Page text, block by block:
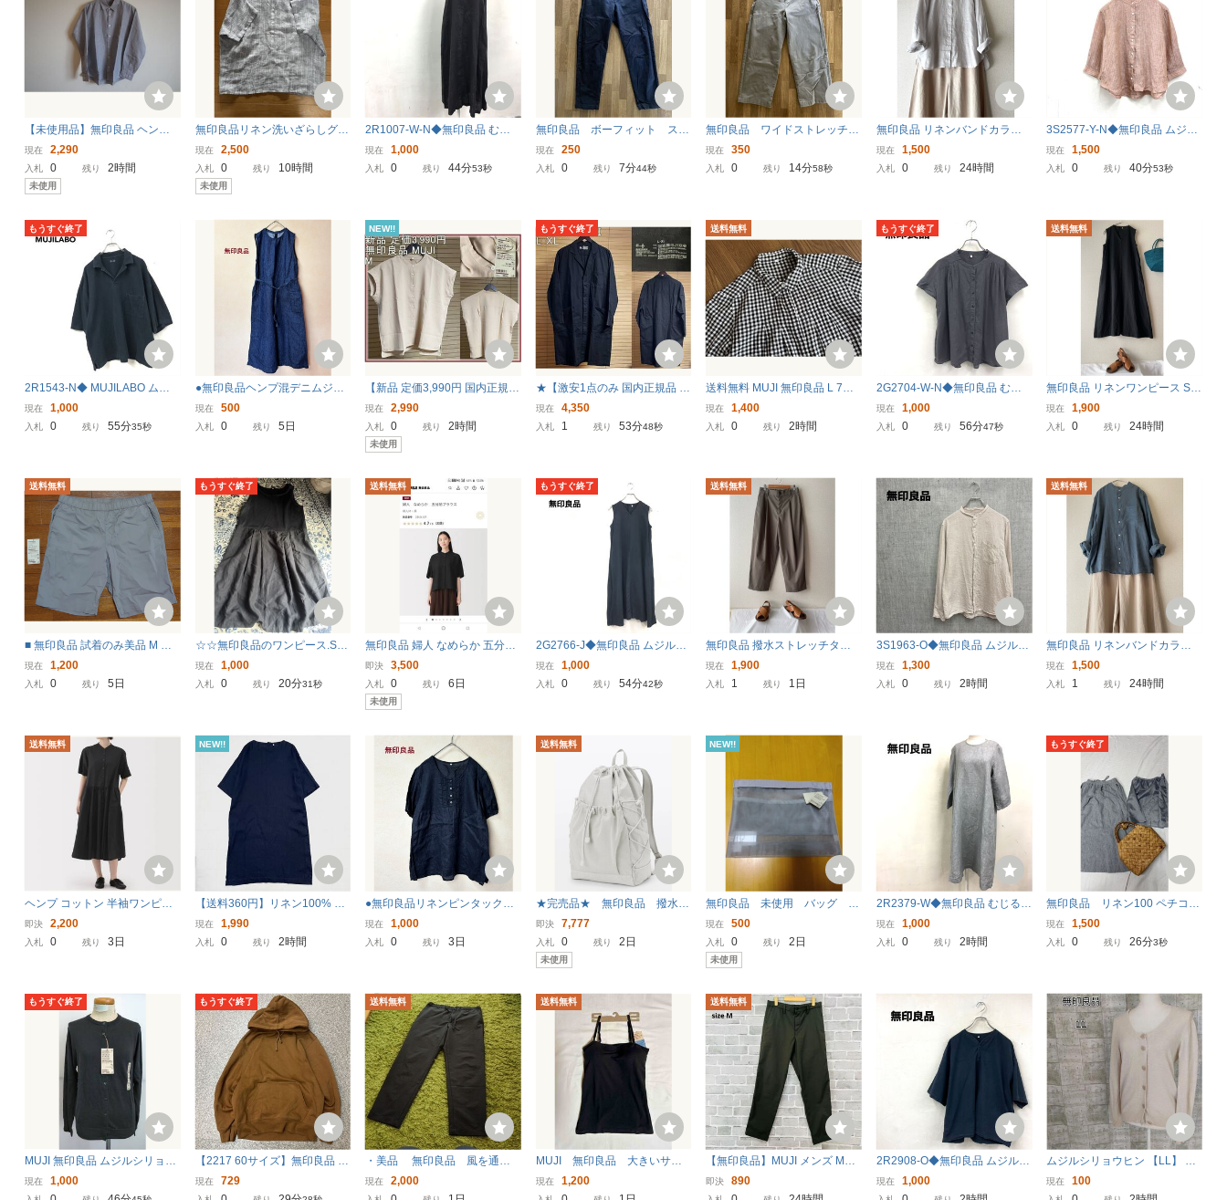
【未使用品】無印良品 ヘンプ
コットン 長袖シャツ 紳士 ネイ
ビーストライプ Lサイズ/送料込
み
現在 2,290
入札 0 残り 2時間
未使用
無印良品リネン洗いざらしグレ
ーXL未使用
現在 2,500
入札 0 残り 10時間
未使用
2R1007-W-N◆無印良品 むじ
るしりょうひん リネン ノース
リーブワンピース 裏地無し ポ
現在 1,000
入札 0 残り 44分52秒
無印良品 ボーフィット スト
レッチ チノ 黒 Ｌサイズ
現在 250
入札 0 残り 7分43秒
無印良品 ワイドストレッチ
チノ ブラウン系 Ｌサイズ
現在 350
入札 0 残り 14分57秒
無印良品 リネンバンドカラー
シャツ XL☆送料無料☆
現在 1,500
入札 0 残り 24時間
3S2577-Y-N◆無印良品 ムジル
シリョウヒン バンドカラーリ
ネンシャツ 七分袖ブラウス ス
現在 1,500
入札 0 残り 40分52秒
もうすぐ終了
2R1543-N◆ MUJILABO ムジ
ラボ 無印良品 半袖ポロシャツ
鹿子 ゆったり ◆ sizeS~M ブラ
現在 1,000
入札 0 残り 55分34秒
●無印良品ヘンプ混デニムジャ
ンプスーツL●オールインワンパ
ンツつなぎ
現在 500
入札 0 残り 5日
NEW!!
【新品 定価3,990円 国内正規
品】無印良品 MUJl 風を通す フ
レンチスリーブ ブラウス レデ
ィース S ライトオレンジ ポリ
エステル100%
現在 2,990
入札 0 残り 2時間
未使用
もうすぐ終了
★【激安1点のみ 国内正規品 A
DC04A1S 定価6,990円】無印
良品 MUJl インド綿 デニム コ
現在 4,350
入札 1 残り 53分47秒
送料無料
送料無料 MUJI 無印良品 L 7分
袖 ギンガムチェック 比翼ボタ
ン シャツ 綿 麻 ガーゼ素材 黒×
現在 1,400
入札 0 残り 2時間
もうすぐ終了
2G2704-W-N◆無印良品 むじ
るしりょうひん ブラウス ノー
カラー フレンチスリーブ 薄手
現在 1,000
入札 0 残り 56分46秒
送料無料
無印良品 リネンワンピース S
☆送料無料☆
現在 1,900
入札 0 残り 24時間
送料無料
■ 無印良品 試着のみ美品 M イ
ージーショートパンツ ■
現在 1,200
入札 0 残り 5日
もうすぐ終了
☆☆無印良品のワンピース.S☆
☆ ブラック☆
現在 1,000
入札 0 残り 20分30秒
送料無料
無印良品 婦人 なめらか 五分袖
ブラウス
即決 3,500
入札 0 残り 6日
未使用
もうすぐ終了
2G2766-J◆無印良品 ムジルシ
リョウヒン リネンノースリー
ブワンピース◆ネイビー サイ
現在 1,000
入札 0 残り 54分41秒
送料無料
無印良品 撥水ストレッチタッ
クワイドパンツ M ☆送料無料
☆
現在 1,900
入札 1 残り 1日
3S1963-O◆無印良品 ムジルシ
リョウヒン 長袖リネンシャツ
無地 バンドカラー メンズ◆siz
現在 1,300
入札 0 残り 2時間
送料無料
無印良品 リネンバンドカラー
シャツ ☆送料無料☆
現在 1,500
入札 1 残り 24時間
送料無料
ヘンプ コットン 半袖ワンピー
ス 無印良品 MUJI 黒 麻 ワンピ
ース 羽織り
即決 2,200
入札 0 残り 3日
NEW!!
【送料360円】リネン100% 無
印良品 フレンチリネン 洗いざ
らし七分袖ワンピース MUJI レ
現在 1,990
入札 0 残り 2時間
●無印良品リネンピンタックブ
ラウスL黒●プルオーバー麻10
0％半袖
現在 1,000
入札 0 残り 3日
送料無料
★完売品★ 無印良品 撥水
リップストップ リュックサッ
ク ライトグレー 新品
即決 7,777
入札 0 残り 2日
未使用
NEW!!
無印良品 未使用 バッグ イ
ン バッグ グレー
現在 500
入札 0 残り 2日
未使用
2R2379-W◆無印良品 むじるし
りょうひん リネンワンピース
七分袖 裏地無し ポケット有り
現在 1,000
入札 0 残り 2時間
もうすぐ終了
無印良品 リネン100 ペチコー
ト付きスカート
現在 1,500
入札 0 残り 26分2秒
もうすぐ終了
MUJI 無印良品 ムジルシリョウ
ヒン クルーネックカーディガ
ン ブラック S
現在 1,000
もうすぐ終了
【2217 60サイズ】無印良品 L
パーカー フーディ プルオーバ
ー ブラウン 茶色 無地 コットン
現在 729
送料無料
・美品 無印良品 風を通す
イージーパンツ、 ブラック、
送料無料
現在 2,000
送料無料
MUJI 無印良品 大きいサイ
ズ XL サラッと綿ブラキャ
ミソール インナーカップ付
現在 1,200
送料無料
【無印良品】MUJI メンズ Mサ
イズ 撥水 ストレッチ パンツ ダ
ークグリーン カーキ オリーブ
即決 890
2R2908-O◆無印良品 ムジルシ
リョウヒン ヘンリーネックTシ
ャツ スナップボタン プルオー
現在 1,000
ムジルシリョウヒン 【LL】 ニ
ット カーディガン 毛 ウール U
ネック 白 3A1BFD
現在 100